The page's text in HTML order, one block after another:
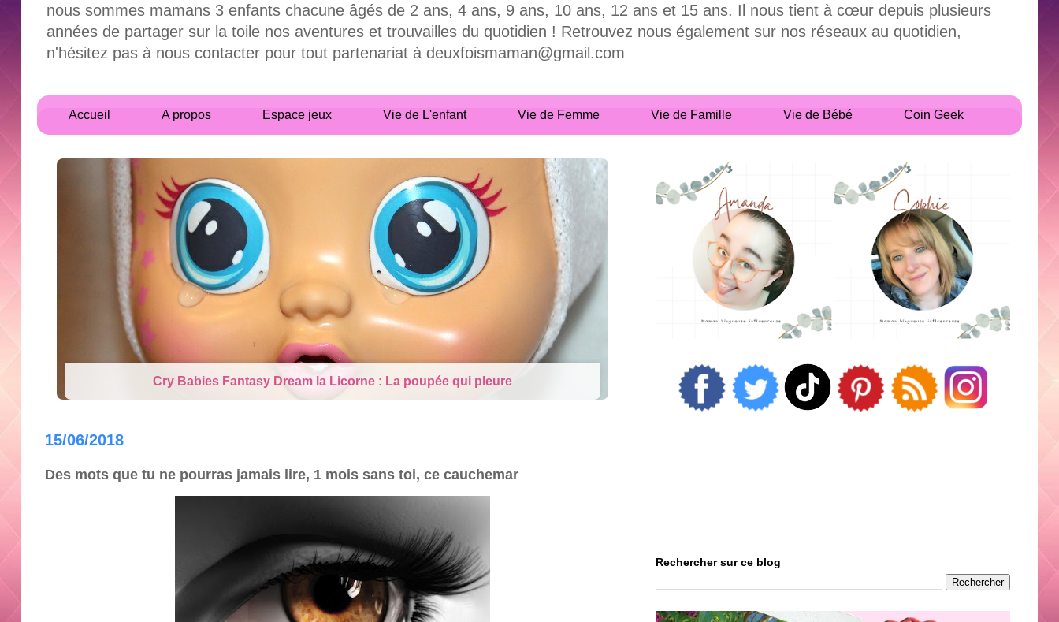
nous sommes mamans 3 enfants chacune âgés de 2 ans, 4 ans, 9 ans, 10 ans, 12 ans et 15 ans. Il nous tient à cœur depuis plusieurs
années de partager sur la toile nos aventures et trouvailles du quotidien ! Retrouvez nous également sur nos réseaux au quotidien,
n'hésitez pas à nous contacter pour tout partenariat à deuxfoismaman@gmail.com
Accueil A propos Espace jeux Vie de L'enfant Vie de Femme Vie de Famille Vie de Bébé Coin Geek
Cry Babies Fantasy Dream la Licorne : La poupée qui pleure
15/06/2018
Des mots que tu ne pourras jamais lire, 1 mois sans toi, ce cauchemar
Rechercher sur ce blog